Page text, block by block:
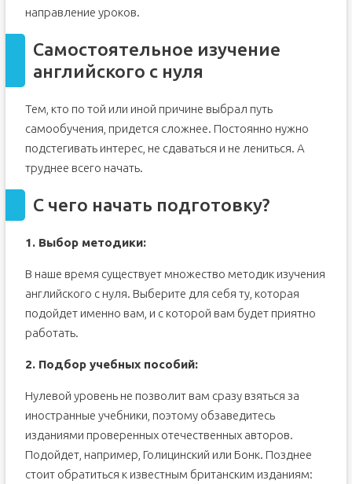
направление уроков.
Самостоятельное изучение
английского с нуля
Тем, кто по той или иной причине выбрал путь
самообучения, придется сложнее. Постоянно нужно
подстегивать интерес, не сдаваться и не лениться. А
труднее всего начать.
С чего начать подготовку?
1. Выбор методики:
В наше время существует множество методик изучения
английского с нуля. Выберите для себя ту, которая
подойдет именно вам, и с которой вам будет приятно
работать.
2. Подбор учебных пособий:
Нулевой уровень не позволит вам сразу взяться за
иностранные учебники, поэтому обзаведитесь
изданиями проверенных отечественных авторов.
Подойдет, например, Голицинский или Бонк. Позднее
стоит обратиться к известным британским изданиям: